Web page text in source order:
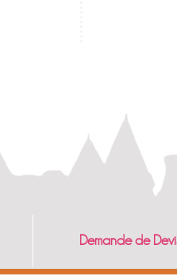
Demande de